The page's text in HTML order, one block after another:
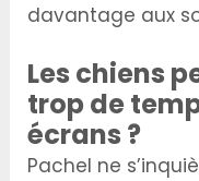
davantage aux
Les chiens
trop de
écrans ?
Pachel ne